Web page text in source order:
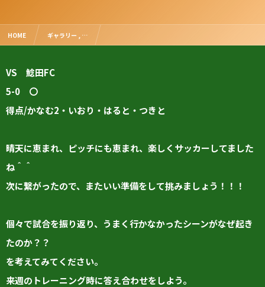
HOME ギャラリー , …
VS 鯰田FC
5-0 〇
得点/かなむ2・いおり・はると・つきと
晴天に恵まれ、ピッチにも恵まれ、楽しくサッカーしてました
ね＾＾
次に繋がったので、またいい準備をして挑みましょう！！！
個々で試合を振り返り、うまく行かなかったシーンがなぜ起き
たのか？？
を考えてみてください。
来週のトレーニング時に答え合わせをしよう。